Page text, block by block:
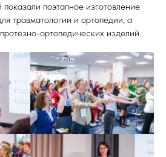
поэтапное изготовление
травматологии и ортопедии, а
ортопедических изделий.